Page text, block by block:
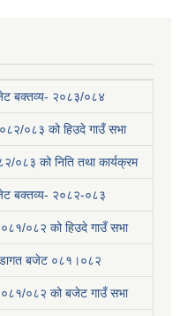
बक्तव्य- २०८३/०८४
०८३ को हिउदे गाउँ सभा
०८३ को निति तथा कार्यक्रम
बक्तव्य- २०८२-०८३
०८२ को हिउदे गाउँ सभा
बजेट ०८१।०८२
०८२ को बजेट गाउँ सभा